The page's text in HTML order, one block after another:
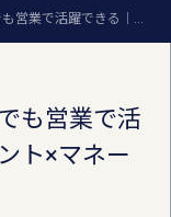
ワーママ・未経験スタートでも営業で活躍できる｜女性コンサルタント×マネージャー対談
も営業で活
ト×マネー